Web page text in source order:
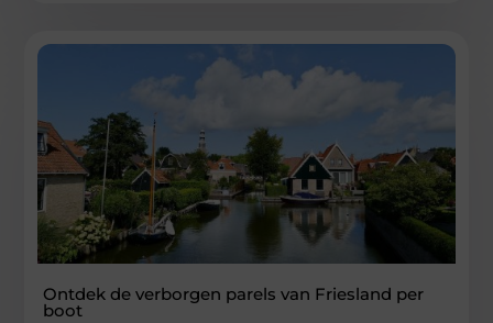
Ontdek de verborgen parels van Friesland per
boot